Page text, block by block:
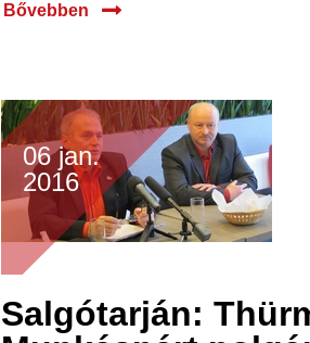
Bővebben
06 jan.
2016
Salgótarján: